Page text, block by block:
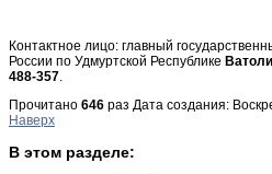
Контактное лицо: главный
России по Удмуртской Республике
488-357.
Прочитано 646 раз Дата создания:
Наверх
В этом разделе: